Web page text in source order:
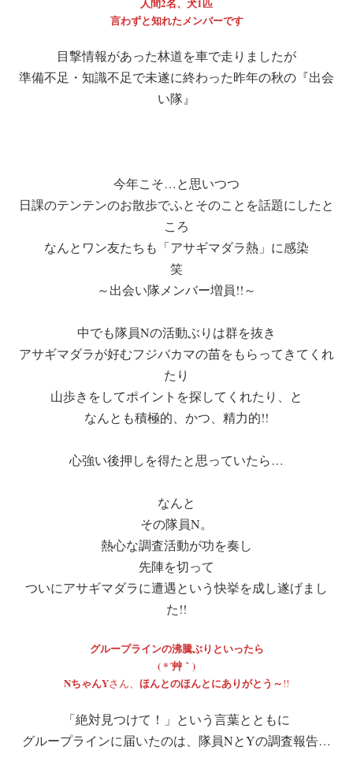
言わずと知れたメンバーです
目撃情報があった林道を車で走りましたが
準備不足・知識不足で未遂に終わった昨年の秋の『出会
い隊』
今年こそ…と思いつつ
日課のテンテンのお散歩でふとそのことを話題にしたと
ころ
なんとワン友たちも「アサギマダラ熱」に感染
笑
～出会い隊メンバー増員!!～
中でも隊員Nの活動ぶりは群を抜き
アサギマダラが好むフジバカマの苗をもらってきてくれ
たり
山歩きをしてポイントを探してくれたり、と
なんとも積極的、かつ、精力的!!
心強い後押しを得たと思っていたら…
なんと
その隊員N。
熱心な調査活動が功を奏し
先陣を切って
ついにアサギマダラに遭遇という快挙を成し遂げまし
た!!
グループラインの沸騰ぶりといったら
( *´艸｀)
NちゃんYさん、 ほんとのほんとにありがとう～!!
「絶対見つけて！」という言葉とともに
グループラインに届いたのは、隊員NとYの調査報告…